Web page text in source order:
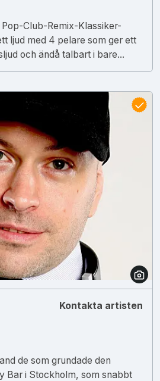
Club-Remix-Klassiker-
ljud med 4 pelare som ger ett
och ändå talbart i bare...
Kontakta artisten
de som grundade den
Bar i Stockholm, som snabbt